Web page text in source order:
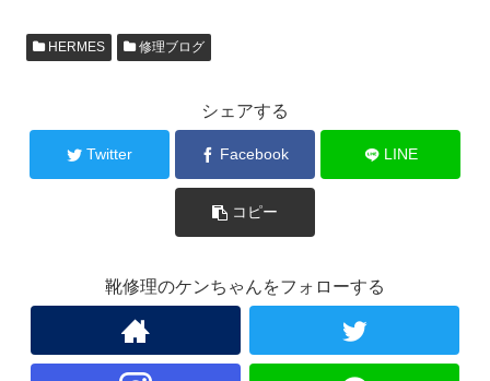
HERMES 修理ブログ
シェアする
Twitter Facebook LINE
コピー
靴修理のケンちゃんをフォローする